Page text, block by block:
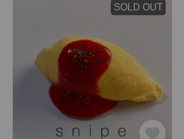
SOLD OUT